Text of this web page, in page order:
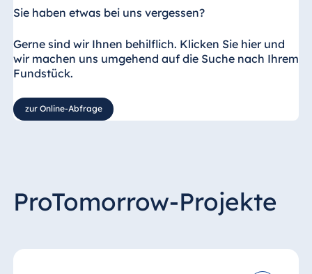
Sie haben etwas bei uns vergessen?
Gerne sind wir Ihnen behilflich. Klicken Sie hier und
wir machen uns umgehend auf die Suche nach Ihrem
Fundstück.
zur Online-Abfrage
ProTomorrow-Projekte